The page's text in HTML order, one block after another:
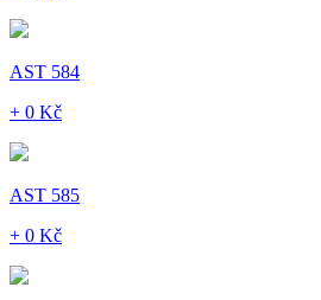
AST 584
+ 0 Kč
AST 585
+ 0 Kč